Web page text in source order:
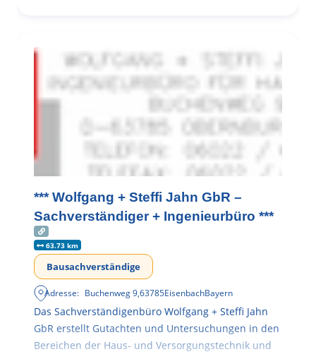
*** Wolfgang + Steffi Jahn GbR –
Sachverständiger + Ingenieurbüro ***
63.73 km
Bausachverständige
Adresse: Buchenweg 9,63785EisenbachBayern
Das Sachverständigenbüro Wolfgang + Steffi Jahn
GbR erstellt Gutachten und Untersuchungen in den
Bereichen der Haus- und Versorgungstechnik und